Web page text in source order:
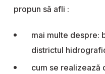
propun să afli :
mai multe despre:
districtul
cum se realizează